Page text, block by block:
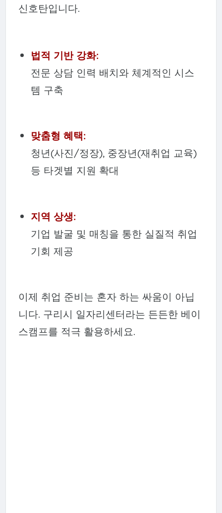
신호탄입니다.
법적 기반 강화:
전문 상담 인력 배치와 체계적인 시스
템 구축
맞춤형 혜택:
청년(사진/정장), 중장년(재취업 교육)
등 타겟별 지원 확대
지역 상생:
기업 발굴 및 매칭을 통한 실질적 취업
기회 제공
이제 취업 준비는 혼자 하는 싸움이 아닙
니다. 구리시 일자리센터라는 든든한 베이
스캠프를 적극 활용하세요.